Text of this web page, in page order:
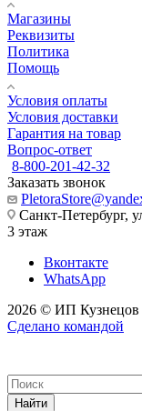
Магазины
Реквизиты
Политика
Помощь
Условия оплаты
Условия доставки
Гарантия на товар
Вопрос-ответ
8-800-201-42-32
Заказать звонок
Санкт-Петербург,
3 этаж
Вконтакте
WhatsApp
2026 © ИП
Сделано командой
Найти